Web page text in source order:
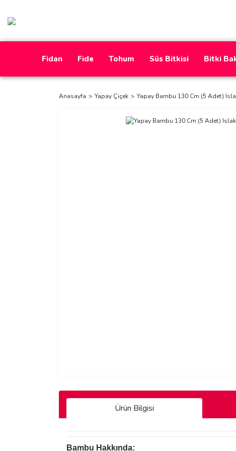
Fidan Fide Tohum Süs Bitkisi Bitki
Anasayfa Yapay Çiçek Yapay Bambu 130 Cm (5 Adet)
Ürün Bilgisi
Bambu Hakkında: